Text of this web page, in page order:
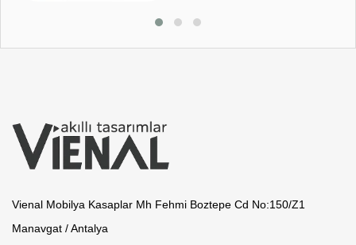
Vienal Mobilya Kasaplar Mh Fehmi Boztepe Cd No:150/Z1
Manavgat / Antalya